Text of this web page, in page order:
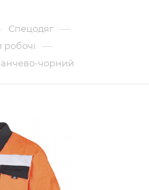
Спецодяг —
—
чорний